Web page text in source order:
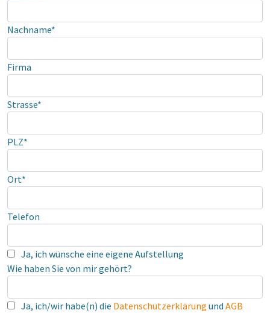
Nachname*
Firma
Strasse*
PLZ*
Ort*
Telefon
Ja, ich wünsche eine eigene Aufstellung
Wie haben Sie von mir gehört?
Ja, ich/wir habe(n) die Datenschutzerklärung und AGB